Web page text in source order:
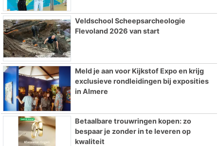
Veldschool Scheepsarcheologie
Flevoland 2026 van start
Meld je aan voor Kijkstof Expo en krijg
exclusieve rondleidingen bij exposities
in Almere
Betaalbare trouwringen kopen: zo
bespaar je zonder in te leveren op
kwaliteit